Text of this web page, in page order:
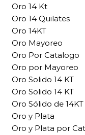
Oro 14 Kt
Oro 14 Quilates
Oro 14KT
Oro Mayoreo
Oro Por Catalogo
Oro por Mayoreo
Oro Solido 14 KT
Oro Solido 14 KT
Oro Sólido de 14KT
Oro y Plata
Oro y Plata por